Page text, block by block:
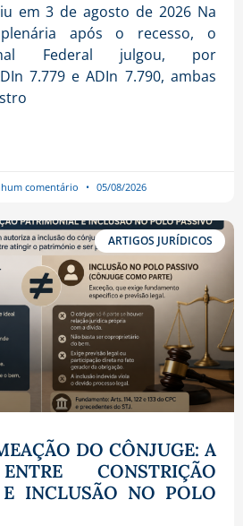
em 3 de agosto de 2026 Na
após o recesso, o
Federal julgou, por
7.779 e ADIn 7.790, ambas
comentário 05/08/2026
ARTIGOS JURÍDICOS
DO CÔNJUGE: A
CONSTRIÇÃO
INCLUSÃO NO POLO